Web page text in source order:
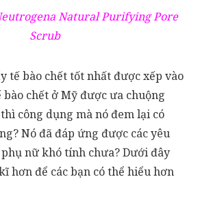
Natural Purifying Pore
Scrub
tế bào chết tốt nhất được xếp vào
bào chết ở Mỹ được ưa chuộng
công dụng mà nó đem lại có
Nó đã đáp ứng được các yêu
phụ nữ khó tính chưa? Dưới đây
hơn để các bạn có thể hiểu hơn